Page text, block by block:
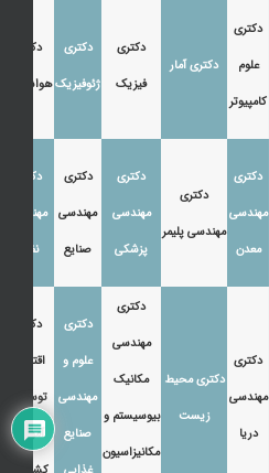
دکتری
علوم
کامپیوتر
دکتری آمار
دکتری
فیزیک
دکتری
ژئوفیزیک
دکتری
هواشناسی
دکتری
مهندسی
معدن
دکتری
مهندسی پلیمر
دکتری
مهندسی
پزشکی
دکتری
مهندسی
صنایع
دکتری
مهندسی
نفت
دکتری
مهندسی
دریا
دکتری محیط
زیست
دکتری
مهندسی
مکانیک
بیوسیستم و
مکانیزاسیون
دکتری
علوم و
مهندسی
صنایع
دکتری
اقتصاد،
توسعه و
آموزش